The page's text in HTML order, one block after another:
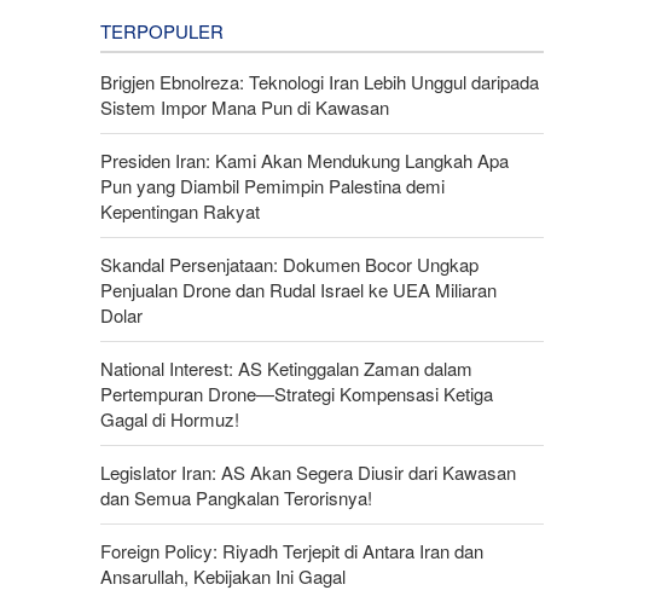
TERPOPULER
Brigjen Ebnolreza: Teknologi Iran Lebih Unggul daripada
Sistem Impor Mana Pun di Kawasan
Presiden Iran: Kami Akan Mendukung Langkah Apa
Pun yang Diambil Pemimpin Palestina demi
Kepentingan Rakyat
Skandal Persenjataan: Dokumen Bocor Ungkap
Penjualan Drone dan Rudal Israel ke UEA Miliaran
Dolar
National Interest: AS Ketinggalan Zaman dalam
Pertempuran Drone—Strategi Kompensasi Ketiga
Gagal di Hormuz!
Legislator Iran: AS Akan Segera Diusir dari Kawasan
dan Semua Pangkalan Terorisnya!
Foreign Policy: Riyadh Terjepit di Antara Iran dan
Ansarullah, Kebijakan Ini Gagal